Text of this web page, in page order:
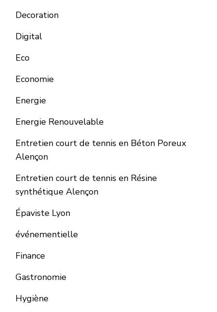
Decoration
Digital
Eco
Economie
Energie
Energie Renouvelable
Entretien court de tennis en Béton Poreux
Alençon
Entretien court de tennis en Résine
synthétique Alençon
Épaviste Lyon
événementielle
Finance
Gastronomie
Hygiène